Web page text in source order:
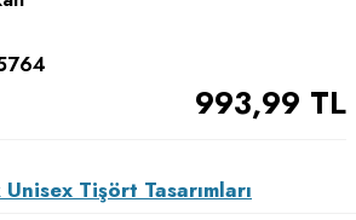
993,99 TL
Tişört Tasarımları